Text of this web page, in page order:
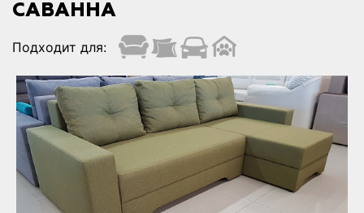
САВАННА
Подходит для: